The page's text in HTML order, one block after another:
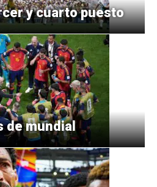
y cuarto puesto
de mundial